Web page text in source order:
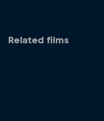
Related films